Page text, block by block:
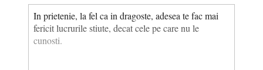
In prietenie, la fel ca in dragoste, adesea te fac mai
fericit lucrurile stiute, decat cele pe care nu le
cunosti.